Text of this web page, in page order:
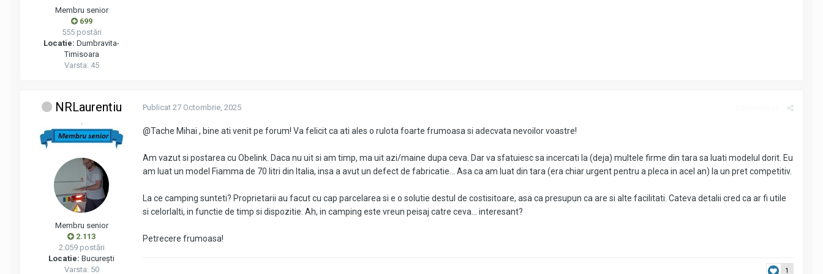
Membru senior
699
555 postări
Locatie: Dumbravita-
Timisoara
Varsta: 45
NRLaurentiu
Membru senior
2.113
2.059 postări
Locatie: București
Varsta: 50
Publicat 27 Octombrie, 2025
@Tache Mihai , bine ati venit pe forum! Va felicit ca ati ales o rulota foarte frumoasa si adecvata nevoilor voastre!
Am vazut si postarea cu Obelink. Daca nu uit si am timp, ma uit azi/maine dupa ceva. Dar va sfatuiesc sa incercati la (deja) multele firme din tara sa luati modelul dorit. Eu
am luat un model Fiamma de 70 litri din Italia, insa a avut un defect de fabricatie... Asa ca am luat din tara (era chiar urgent pentru a pleca in acel an) la un pret competitiv.
La ce camping sunteti? Proprietarii au facut cu cap parcelarea si e o solutie destul de costisitoare, asa ca presupun ca are si alte facilitati. Cateva detalii cred ca ar fi utile
si celorlalti, in functie de timp si dispozitie. Ah, in camping este vreun peisaj catre ceva... interesant?
Petrecere frumoasa!
1